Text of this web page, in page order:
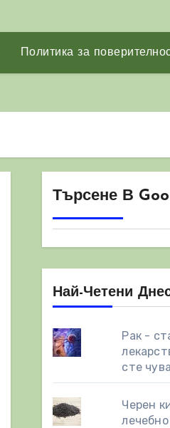
Политика за
Търсене В
Най-Четени
Рак -
сте
Черен